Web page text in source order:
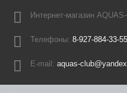
Интернет-магазин
Телефоны: 8-927-884-33-55
E-mail: aquas-